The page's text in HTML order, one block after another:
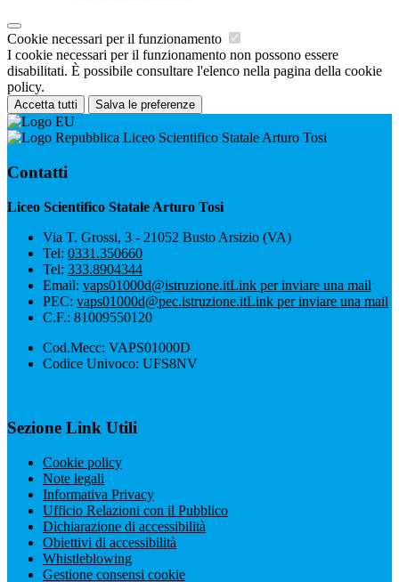
Cookie necessari per il funzionamento
I cookie necessari per il funzionamento non possono essere
disabilitati. È possibile consultare l'elenco nella pagina della cookie
policy.
Accetta tutti Salva le preferenze
Liceo Scientifico Statale Arturo Tosi
Contatti
Liceo Scientifico Statale Arturo Tosi
Via T. Grossi, 3 - 21052 Busto Arsizio (VA)
Tel: 0331.350660
Tel: 333.8904344
Email: vaps01000d@istruzione.itLink per inviare una mail
PEC: vaps01000d@pec.istruzione.itLink per inviare una mail
C.F.: 81009550120
Cod.Mecc: VAPS01000D
Codice Univoco: UFS8NV
Sezione Link Utili
Cookie policy
Note legali
Informativa Privacy
Ufficio Relazioni con il Pubblico
Dichiarazione di accessibilità
Obiettivi di accessibilità
Whistleblowing
Gestione consensi cookie